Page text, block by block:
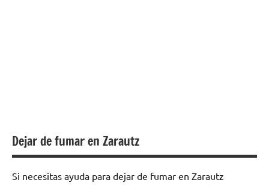
Dejar de fumar en Zarautz
Si necesitas ayuda para dejar de fumar en Zarautz